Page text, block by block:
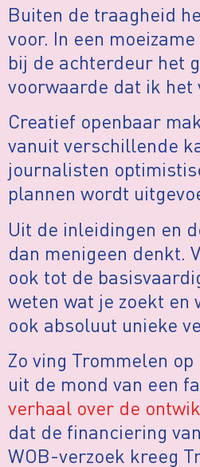
Buiten de traagheid
voor. In een
bij de achterdeur het
voorwaarde dat ik het
Creatief openbaar
vanuit verschillende
journalisten
plannen wordt
Uit de inleidingen en
dan menigeen denkt.
ook tot de
weten wat je zoekt en
ook absoluut unieke
Zo ving Trommelen
uit de mond van een
verhaal over de
dat de financiering
WOB-verzoek kreeg